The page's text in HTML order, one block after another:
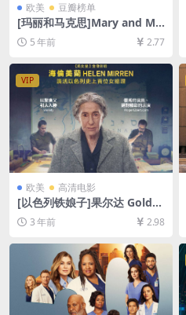
欧美 豆瓣榜单
[玛丽和马克思]Mary and Ma
x (2009)[百度网盘+迅雷云盘
资源1080P超清未删减][MP4/
5.9GB][中英字幕]
5 年前 2.77
VIP
欧美 高清电影
[以色列铁娘子]果尔达 Golda
(2023)[百度网盘+夸克网盘10
80P超清未删减资源][网盘在
线播放/下载][MP4/5.7GB][中
3 年前 2.98